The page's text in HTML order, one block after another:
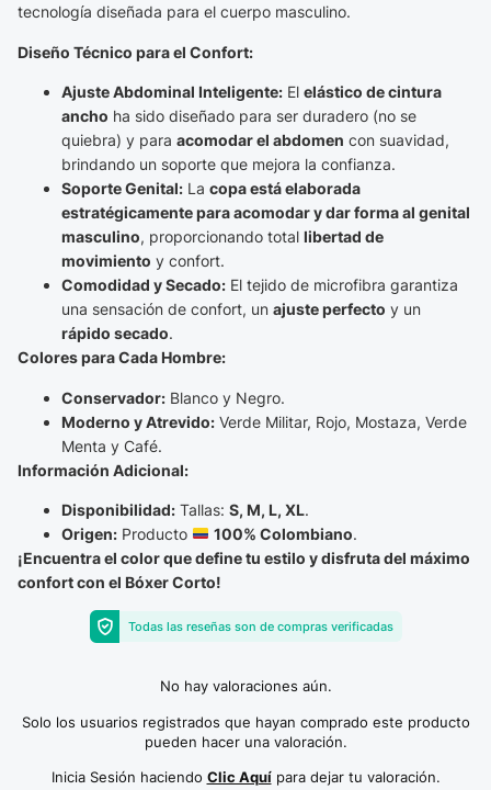
tecnología diseñada para el cuerpo masculino.
Diseño Técnico para el Confort:
Ajuste Abdominal Inteligente: El elástico de cintura
ancho ha sido diseñado para ser duradero (no se
quiebra) y para acomodar el abdomen con suavidad,
brindando un soporte que mejora la confianza.
Soporte Genital: La copa está elaborada
estratégicamente para acomodar y dar forma al genital
masculino, proporcionando total libertad de
movimiento y confort.
Comodidad y Secado: El tejido de microfibra garantiza
una sensación de confort, un ajuste perfecto y un
rápido secado.
Colores para Cada Hombre:
Conservador: Blanco y Negro.
Moderno y Atrevido: Verde Militar, Rojo, Mostaza, Verde
Menta y Café.
Información Adicional:
Disponibilidad: Tallas: S, M, L, XL.
Origen: Producto 100% Colombiano.
¡Encuentra el color que define tu estilo y disfruta del máximo
confort con el Bóxer Corto!
Todas las reseñas son de compras verificadas
No hay valoraciones aún.
Solo los usuarios registrados que hayan comprado este producto
pueden hacer una valoración.
Inicia Sesión haciendo Clic Aquípara dejar tu valoración.